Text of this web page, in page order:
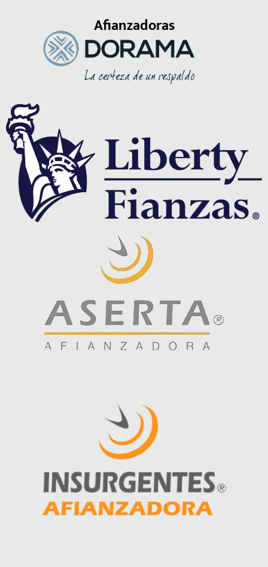
Afianzadoras